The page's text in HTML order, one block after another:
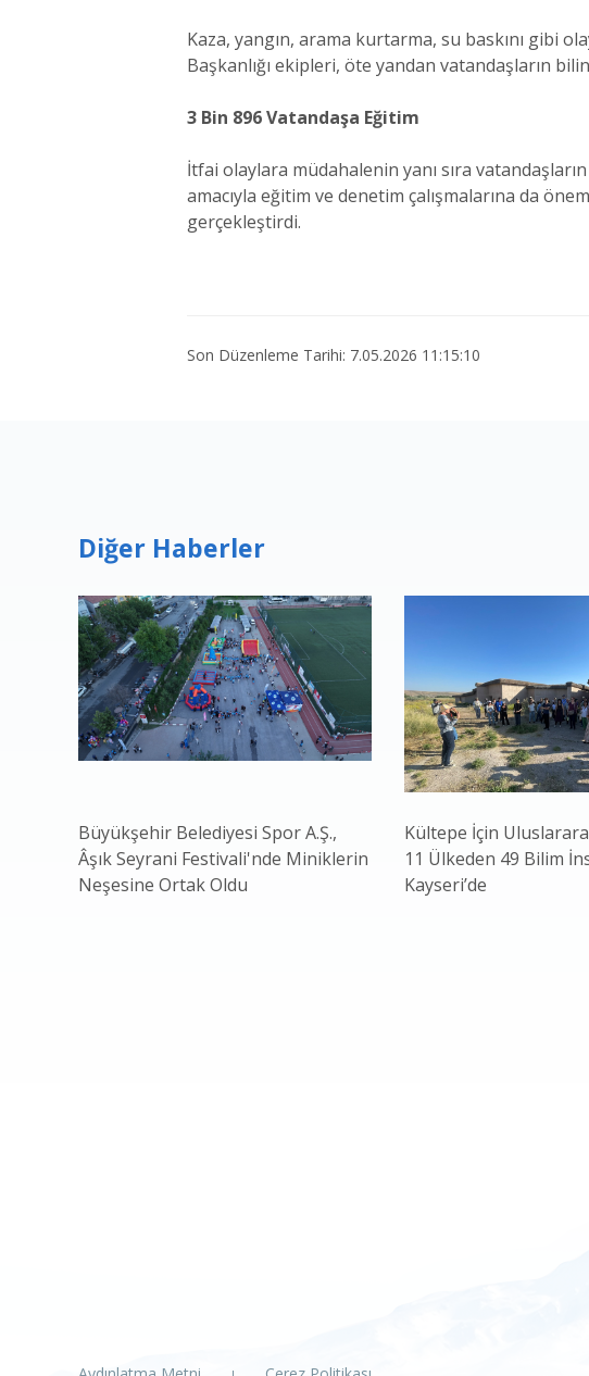
Kaza, yangın, arama kurtarma, su baskını gibi
Başkanlığı ekipleri, öte yandan vatandaşların
3 Bin 896 Vatandaşa Eğitim
İtfai olaylara müdahalenin yanı sıra
amacıyla eğitim ve denetim çalışmalarına da
gerçekleştirdi.
Son Düzenleme Tarihi: 7.05.2026 11:15:10
Diğer Haberler
Büyükşehir Belediyesi Spor A.Ş.,
Âşık Seyrani Festivali'nde Miniklerin
Neşesine Ortak Oldu
Kültepe İçin
11 Ülkeden 49 Bilim
Kayseri’de